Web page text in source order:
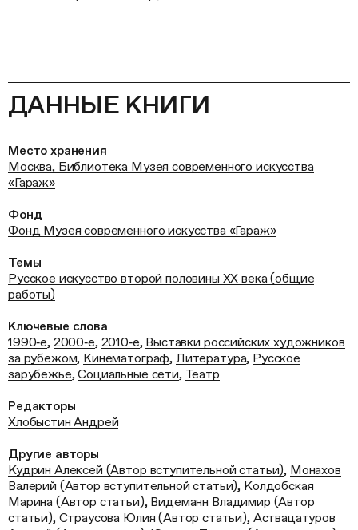
ДАННЫЕ КНИГИ
Место хранения
Москва, Библиотека Музея современного искусства
«Гараж»
Фонд
Фонд Музея современного искусства «Гараж»
Темы
Русское искусство второй половины ХХ века (общие
работы)
Ключевые слова
1990‑е, 2000‑е, 2010‑е, Выставки российских художников
за рубежом, Кинематограф, Литература, Русское
зарубежье,Социальные сети, Театр
Редакторы
Хлобыстин Андрей
Другие авторы
Кудрин Алексей (Автор вступительной статьи), Монахов
Валерий (Автор вступительной статьи), Колдобская
Марина (Автор статьи), Видеманн Владимир (Автор
статьи), Страусова Юлия (Автор статьи), Аствацатуров